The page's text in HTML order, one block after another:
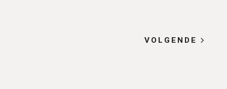
VOLGENDE